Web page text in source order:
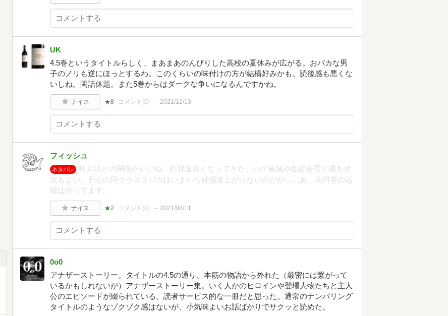
UK
4.5巻というタイトルらしく、まあまあのんびりした高校の夏休みが広がる。おバカな男
子のノリも逆にほっとするわ。このくらいの味付けの方が結構好みかも。読後感も悪くな
いしね。閑話休題。また5巻からはダークな争いになるんですかね。
ナイス ★8 コメント(0) 2021/12/13
フィッシュ
ネタバレ
軽井沢との関係がいいね。好感度高くなってきた。ハゲ葛城や生徒会長と橘も伊
吹もよい。肝心の同クラス３バカはいまいち好感度上がらないのだが……あ、高円寺の活
躍は待ってます。
ナイス ★2 コメント(0) 2021/08/11
0o0
アナザーストーリー。タイトルの4.5の通り、本筋の物語から外れた（厳密には繋がって
いるかもしれないが）アナザーストーリー集。いく人かのヒロインや登場人物たちと主人
公のエピソードが綴られている。読者サービス的な一冊だと思った。通常のナンバリング
タイトルのようなゾクゾク感はないが、小気味よいお話ばかりでサクッと読めた。